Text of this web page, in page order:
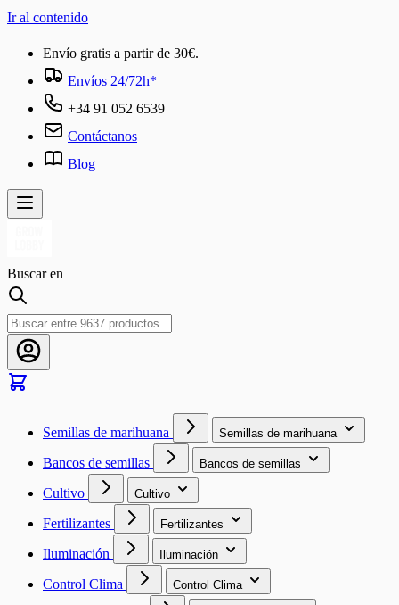
Ir al contenido
Envío gratis a partir de 30€.
Envíos 24/72h*
+34 91 052 6539
Contáctanos
Blog
Buscar en
Semillas de marihuana Semillas de marihuana
Bancos de semillas Bancos de semillas
Cultivo Cultivo
Fertilizantes Fertilizantes
Iluminación Iluminación
Control Clima Control Clima